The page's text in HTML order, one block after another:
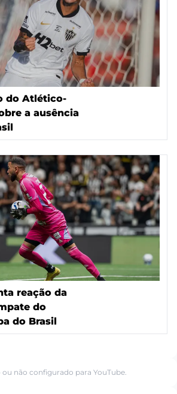
do Atlético-
a ausência
reação da
do
do Brasil
não configurado para YouTube.